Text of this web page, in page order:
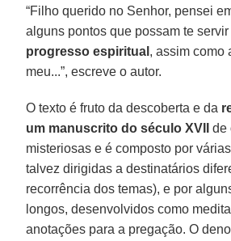
“Filho querido no Senhor, pensei
alguns pontos que possam te servir
progresso espiritual , assim como
meu...”, escreve o autor.
O texto é fruto da descoberta e da
um manuscrito do século XVII
de
misteriosas e é composto por
talvez dirigidas a destinatários
recorrência dos temas), e por
longos, desenvolvidos como
anotações para a pregação. O